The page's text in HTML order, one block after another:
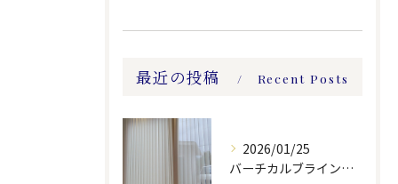
最近の投稿 Recent Posts
2026/01/25
バーチカルブラインドのレース付きツーウェイスタイル